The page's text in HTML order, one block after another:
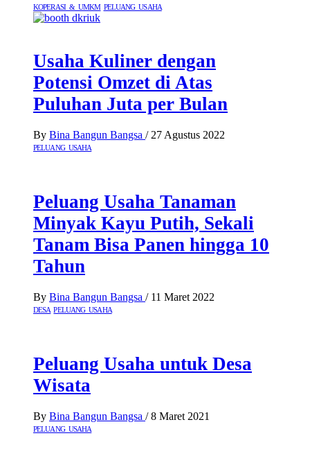
KOPERASI & UMKM PELUANG USAHA
Usaha Kuliner dengan
Potensi Omzet di Atas
Puluhan Juta per Bulan
By Bina Bangun Bangsa / 27 Agustus 2022
PELUANG USAHA
Peluang Usaha Tanaman
Minyak Kayu Putih, Sekali
Tanam Bisa Panen hingga 10
Tahun
By Bina Bangun Bangsa / 11 Maret 2022
DESA PELUANG USAHA
Peluang Usaha untuk Desa
Wisata
By Bina Bangun Bangsa / 8 Maret 2021
PELUANG USAHA